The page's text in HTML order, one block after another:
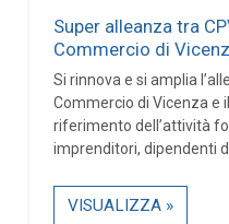
Super alleanza tra
Commercio di
Si rinnova e si amplia
Commercio di Vicenza e
riferimento dell’attività
imprenditori, dipendenti
VISUALIZZA »